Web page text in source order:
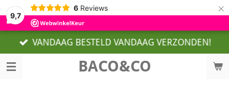
9,7
6 Reviews ×
BACO&CO
VANDAAG BESTELD VANDAAG VERZONDEN!